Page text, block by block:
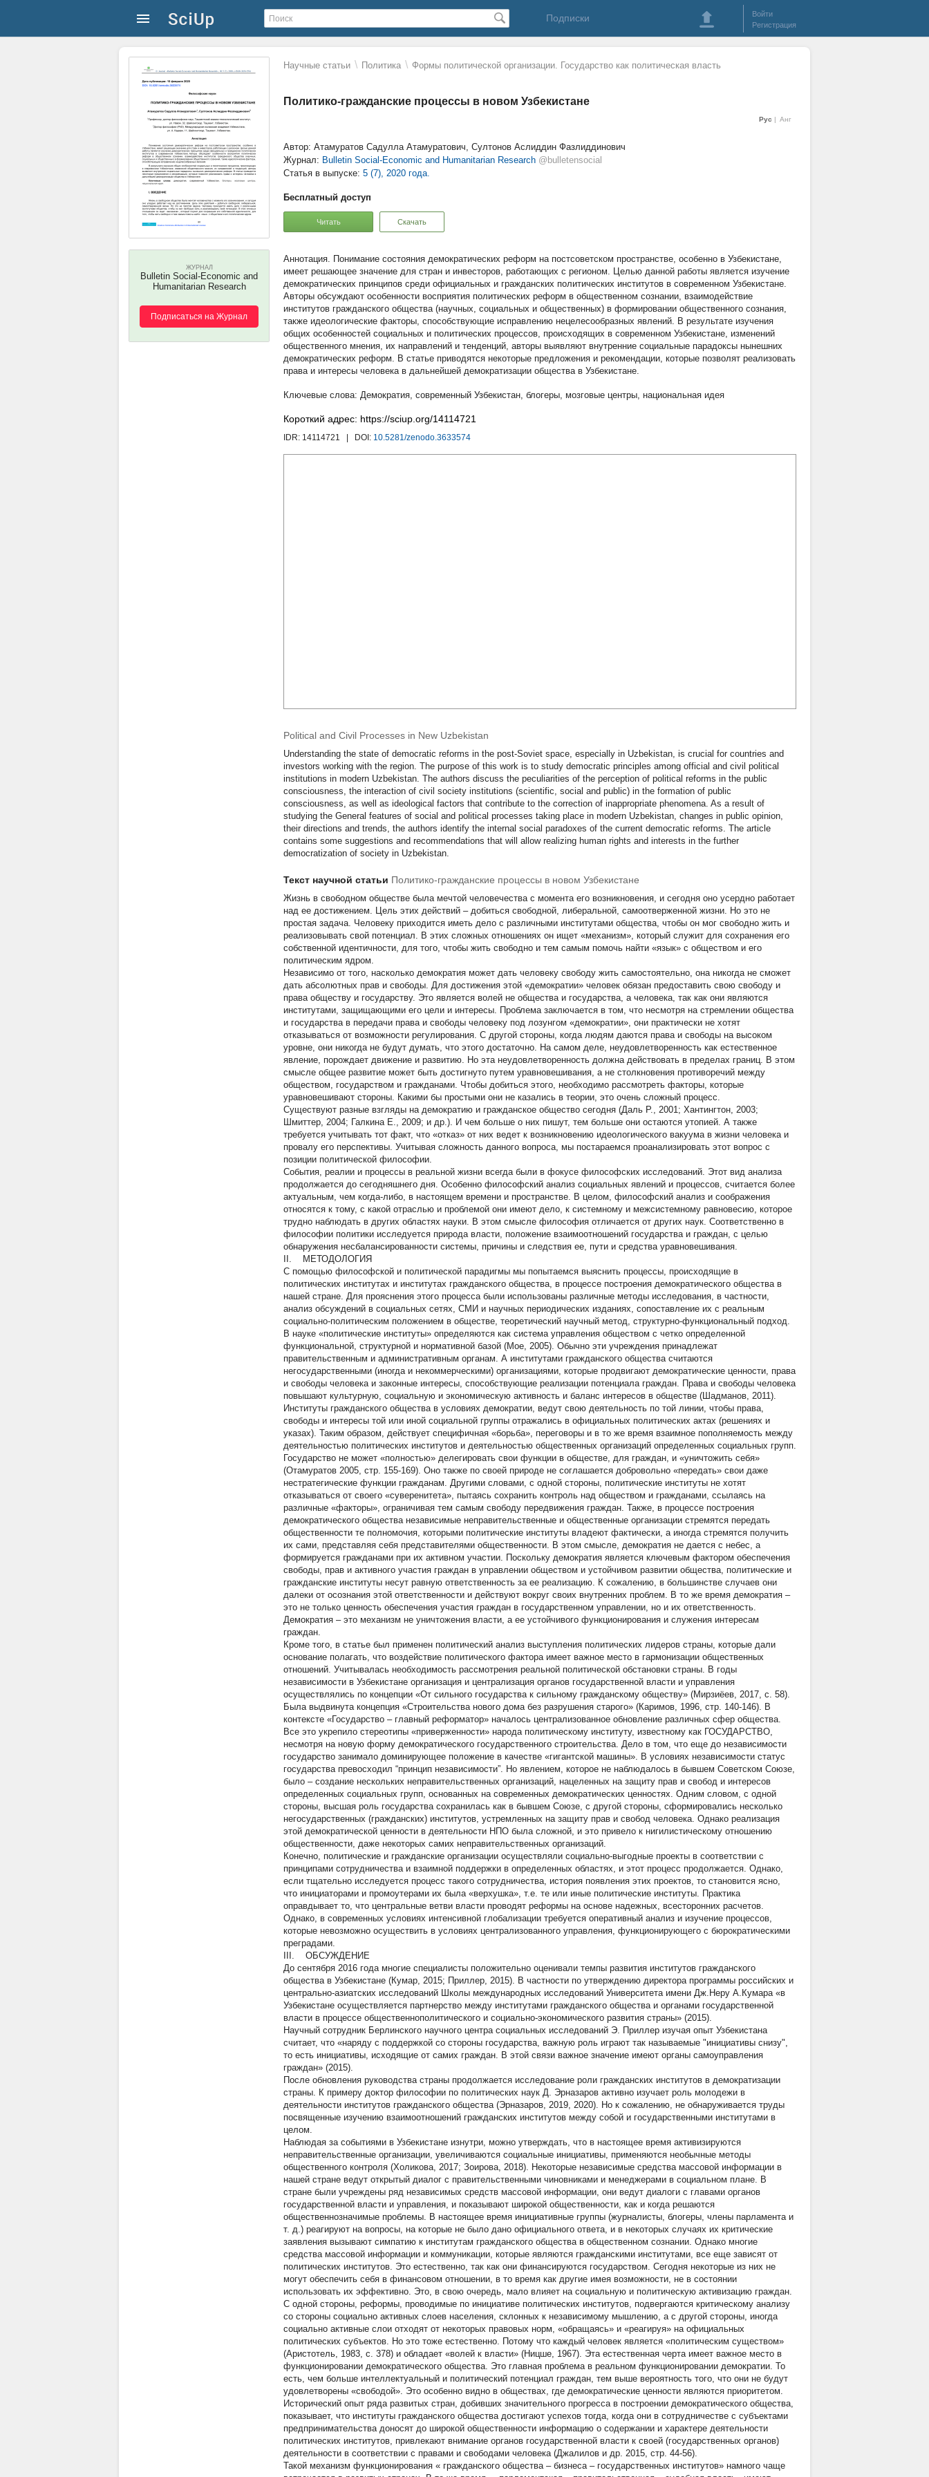
Подписки
Войти
Регистрация
Научные статьи \ Политика \ Формы политической организации. Государство как политическая власть
Политико-гражданские процессы в новом Узбекистане
Рус Анг
ЖУРНАЛ
Bulletin Social-Economic and
Humanitarian Research
Подписаться на Журнал
Автор: Атамуратов Садулла Атамуратович, Султонов Аслиддин Фазлиддинович
Журнал: Bulletin Social-Economic and Humanitarian Research @bulletensocial
Статья в выпуске: 5 (7), 2020 года.
Бесплатный доступ
Читать Скачать
Понимание состояния демократических реформ на постсоветском пространстве, особенно в Узбекистане,
имеет решающее значение для стран и инвесторов, работающих с регионом. Целью данной работы является изучение
демократических принципов среди официальных и гражданских политических институтов в современном Узбекистане.
Авторы обсуждают особенности восприятия политических реформ в общественном сознании, взаимодействие
институтов гражданского общества (научных, социальных и общественных) в формировании общественного сознания,
также идеологические факторы, способствующие исправлению нецелесообразных явлений. В результате изучения
общих особенностей социальных и политических процессов, происходящих в современном Узбекистане, изменений
общественного мнения, их направлений и тенденций, авторы выявляют внутренние социальные парадоксы нынешних
демократических реформ. В статье приводятся некоторые предложения и рекомендации, которые позволят реализовать
права и интересы человека в дальнейшей демократизации общества в Узбекистане.
Демократия, современный Узбекистан, блогеры, мозговые центры, национальная идея
Короткий адрес: https://sciup.org/14114721
IDR: 14114721 | DOI: 10.5281/zenodo.3633574
Political and Civil Processes in New Uzbekistan
Understanding the state of democratic reforms in the post-Soviet space, especially in Uzbekistan, is crucial for countries and
investors working with the region. The purpose of this work is to study democratic principles among official and civil political
institutions in modern Uzbekistan. The authors discuss the peculiarities of the perception of political reforms in the public
consciousness, the interaction of civil society institutions (scientific, social and public) in the formation of public
consciousness, as well as ideological factors that contribute to the correction of inappropriate phenomena. As a result of
studying the General features of social and political processes taking place in modern Uzbekistan, changes in public opinion,
their directions and trends, the authors identify the internal social paradoxes of the current democratic reforms. The article
contains some suggestions and recommendations that will allow realizing human rights and interests in the further
democratization of society in Uzbekistan.
Текст научной статьи Политико-гражданские процессы в новом Узбекистане
Жизнь в свободном обществе была мечтой человечества с момента его возникновения, и сегодня оно усердно работает
над ее достижением. Цель этих действий – добиться свободной, либеральной, самоотверженной жизни. Но это не
простая задача. Человеку приходится иметь дело с различными институтами общества, чтобы он мог свободно жить и
реализовывать свой потенциал. В этих сложных отношениях он ищет «механизм», который служит для сохранения его
собственной идентичности, для того, чтобы жить свободно и тем самым помочь найти «язык» с обществом и его
политическим ядром.
Независимо от того, насколько демократия может дать человеку свободу жить самостоятельно, она никогда не сможет
дать абсолютных прав и свободы. Для достижения этой «демократии» человек обязан предоставить свою свободу и
права обществу и государству. Это является волей не общества и государства, а человека, так как они являются
институтами, защищающими его цели и интересы. Проблема заключается в том, что несмотря на стремлении общества
и государства в передачи права и свободы человеку под лозунгом «демократии», они практически не хотят
отказываться от возможности регулирования. С другой стороны, когда людям даются права и свободы на высоком
уровне, они никогда не будут думать, что этого достаточно. На самом деле, неудовлетворенность как естественное
явление, порождает движение и развитию. Но эта неудовлетворенность должна действовать в пределах границ. В этом
смысле общее развитие может быть достигнуто путем уравновешивания, а не столкновения противоречий между
обществом, государством и гражданами. Чтобы добиться этого, необходимо рассмотреть факторы, которые
уравновешивают стороны. Какими бы простыми они не казались в теории, это очень сложный процесс.
Существуют разные взгляды на демократию и гражданское общество сегодня (Даль Р., 2001; Хантингтон, 2003;
Шмиттер, 2004; Галкина Е., 2009; и др.). И чем больше о них пишут, тем больше они остаются утопией. А также
требуется учитывать тот факт, что «отказ» от них ведет к возникновению идеологического вакуума в жизни человека и
провалу его перспективы. Учитывая сложность данного вопроса, мы постараемся проанализировать этот вопрос с
позиции политической философии.
События, реалии и процессы в реальной жизни всегда были в фокусе философских исследований. Этот вид анализа
продолжается до сегодняшнего дня. Особенно философский анализ социальных явлений и процессов, считается более
актуальным, чем когда-либо, в настоящем времени и пространстве. В целом, философский анализ и соображения
относятся к тому, с какой отраслью и проблемой они имеют дело, к системному и межсистемному равновесию, которое
трудно наблюдать в других областях науки. В этом смысле философия отличается от других наук. Соответственно в
философии политики исследуется природа власти, положение взаимоотношений государства и граждан, с целью
обнаружения несбалансированности системы, причины и следствия ее, пути и средства уравновешивания.
II. МЕТОДОЛОГИЯ
С помощью философской и политической парадигмы мы попытаемся выяснить процессы, происходящие в
политических институтах и институтах гражданского общества, в процессе построения демократического общества в
нашей стране. Для прояснения этого процесса были использованы различные методы исследования, в частности,
анализ обсуждений в социальных сетях, СМИ и научных периодических изданиях, сопоставление их с реальным
социально-политическим положением в обществе, теоретический научный метод, структурно-функциональный подход.
В науке «политические институты» определяются как система управления обществом с четко определенной
функциональной, структурной и нормативной базой (Мое, 2005). Обычно эти учреждения принадлежат
правительственным и административным органам. А институтами гражданского общества считаются
негосударственными (иногда и некоммерческими) организациями, которые продвигают демократические ценности, права
и свободы человека и законные интересы, способствующие реализации потенциала граждан. Права и свободы человека
повышают культурную, социальную и экономическую активность и баланс интересов в обществе (Шадманов, 2011).
Институты гражданского общества в условиях демократии, ведут свою деятельность по той линии, чтобы права,
свободы и интересы той или иной социальной группы отражались в официальных политических актах (решениях и
указах). Таким образом, действует специфичная «борьба», переговоры и в то же время взаимное пополняемость между
деятельностью политических институтов и деятельностью общественных организаций определенных социальных групп.
Государство не может «полностью» делегировать свои функции в обществе, для граждан, и «уничтожить себя»
(Отамуратов 2005, стр. 155-169). Оно также по своей природе не соглашается добровольно «передать» свои даже
нестратегические функции гражданам. Другими словами, с одной стороны, политические институты не хотят
отказываться от своего «суверенитета», пытаясь сохранить контроль над обществом и гражданами, ссылаясь на
различные «факторы», ограничивая тем самым свободу передвижения граждан. Также, в процессе построения
демократического общества независимые неправительственные и общественные организации стремятся передать
общественности те полномочия, которыми политические институты владеют фактически, а иногда стремятся получить
их сами, представляя себя представителями общественности. В этом смысле, демократия не дается с небес, а
формируется гражданами при их активном участии. Поскольку демократия является ключевым фактором обеспечения
свободы, прав и активного участия граждан в управлении обществом и устойчивом развитии общества, политические и
гражданские институты несут равную ответственность за ее реализацию. К сожалению, в большинстве случаев они
далеки от осознания этой ответственности и действуют вокруг своих внутренних проблем. В то же время демократия –
это не только ценность обеспечения участия граждан в государственном управлении, но и их ответственность.
Демократия – это механизм не уничтожения власти, а ее устойчивого функционирования и служения интересам
граждан.
Кроме того, в статье был применен политический анализ выступления политических лидеров страны, которые дали
основание полагать, что воздействие политического фактора имеет важное место в гармонизации общественных
отношений. Учитывалась необходимость рассмотрения реальной политической обстановки страны. В годы
независимости в Узбекистане организация и централизация органов государственной власти и управления
осуществлялись по концепции «От сильного государства к сильному гражданскому обществу» (Мирзиёев, 2017, с. 58).
Была выдвинута концепция «Строительства нового дома без разрушения старого» (Каримов, 1996, стр. 140-146). В
контексте «Государство – главный реформатор» началось централизованное обновление различных сфер общества.
Все это укрепило стереотипы «приверженности» народа политическому институту, известному как ГОСУДАРСТВО,
несмотря на новую форму демократического государственного строительства. Дело в том, что еще до независимости
государство занимало доминирующее положение в качестве «гигантской машины». В условиях независимости статус
государства превосходил “принцип независимости”. Но явлением, которое не наблюдалось в бывшем Советском Союзе,
было – создание нескольких неправительственных организаций, нацеленных на защиту прав и свобод и интересов
определенных социальных групп, основанных на современных демократических ценностях. Одним словом, с одной
стороны, высшая роль государства сохранилась как в бывшем Союзе, с другой стороны, сформировались несколько
негосударственных (гражданских) институтов, устремленных на защиту прав и свобод человека. Однако реализация
этой демократической ценности в деятельности НПО была сложной, и это привело к нигилистическому отношению
общественности, даже некоторых самих неправительственных организаций.
Конечно, политические и гражданские организации осуществляли социально-выгодные проекты в соответствии с
принципами сотрудничества и взаимной поддержки в определенных областях, и этот процесс продолжается. Однако,
если тщательно исследуется процесс такого сотрудничества, история появления этих проектов, то становится ясно,
что инициаторами и промоутерами их была «верхушка», т.е. те или иные политические институты. Практика
оправдывает то, что центральные ветви власти проводят реформы на основе надежных, всесторонних расчетов.
Однако, в современных условиях интенсивной глобализации требуется оперативный анализ и изучение процессов,
которые невозможно осуществить в условиях централизованного управления, функционирующего с бюрократическими
преградами.
III. ОБСУЖДЕНИЕ
До сентября 2016 года многие специалисты положительно оценивали темпы развития институтов гражданского
общества в Узбекистане (Кумар, 2015; Приллер, 2015). В частности по утверждению директора программы российских и
центрально-азиатских исследований Школы международных исследований Университета имени Дж.Неру А.Кумара «в
Узбекистане осуществляется партнерство между институтами гражданского общества и органами государственной
власти в процессе общественнополитического и социально-экономического развития страны» (2015).
Научный сотрудник Берлинского научного центра социальных исследований Э. Приллер изучая опыт Узбекистана
считает, что «наряду с поддержкой со стороны государства, важную роль играют так называемые "инициативы снизу",
то есть инициативы, исходящие от самих граждан. В этой связи важное значение имеют органы самоуправления
граждан» (2015).
После обновления руководства страны продолжается исследование роли гражданских институтов в демократизации
страны. К примеру доктор философии по политических наук Д. Эрназаров активно изучает роль молодежи в
деятельности институтов гражданского общества (Эрназаров, 2019, 2020). Но к сожалению, не обнаруживается труды
посвященные изучению взаимоотношений гражданских институтов между собой и государственными институтами в
целом.
Наблюдая за событиями в Узбекистане изнутри, можно утверждать, что в настоящее время активизируются
неправительственные организации, увеличиваются социальные инициативы, применяются необычные методы
общественного контроля (Холикова, 2017; Зоирова, 2018). Некоторые независимые средства массовой информации в
нашей стране ведут открытый диалог с правительственными чиновниками и менеджерами в социальном плане. В
стране были учреждены ряд независимых средств массовой информации, они ведут диалоги с главами органов
государственной власти и управления, и показывают широкой общественности, как и когда решаются
общественнозначимые проблемы. В настоящее время инициативные группы (журналисты, блогеры, члены парламента и
т. д.) реагируют на вопросы, на которые не было дано официального ответа, и в некоторых случаях их критические
заявления вызывают симпатию к институтам гражданского общества в общественном сознании. Однако многие
средства массовой информации и коммуникации, которые являются гражданскими институтами, все еще зависят от
политических институтов. Это естественно, так как они финансируются государством. Сегодня некоторые из них не
могут обеспечить себя в финансовом отношении, в то время как другие имея возможности, не в состоянии
использовать их эффективно. Это, в свою очередь, мало влияет на социальную и политическую активизацию граждан.
С одной стороны, реформы, проводимые по инициативе политических институтов, подвергаются критическому анализу
со стороны социально активных слоев населения, склонных к независимому мышлению, а с другой стороны, иногда
социально активные слои отходят от некоторых правовых норм, «обращаясь» и «реагируя» на официальных
политических субъектов. Но это тоже естественно. Потому что каждый человек является «политическим существом»
(Аристотель, 1983, с. 378) и обладает «волей к власти» (Ницше, 1967). Эта естественная черта имеет важное место в
функционировании демократического общества. Это главная проблема в реальном функционировании демократии. То
есть, чем больше интеллектуальный и политический потенциал граждан, тем выше вероятность того, что они не будут
удовлетворены «свободой». Это особенно видно в обществах, где демократические ценности являются приоритетом.
Исторический опыт ряда развитых стран, добивших значительного прогресса в построении демократического общества,
показывает, что институты гражданского общества достигают успехов тогда, когда они в сотрудничестве с субъектами
предпринимательства доносят до широкой общественности информацию о содержании и характере деятельности
политических институтов, привлекают внимание органов государственной власти к своей (государственных органов)
деятельности в соответствии с правами и свободами человека (Джалилов и др. 2015, стр. 44-56).
Такой механизм функционирования « гражданского общества – бизнеса – государственных институтов» намного чаще